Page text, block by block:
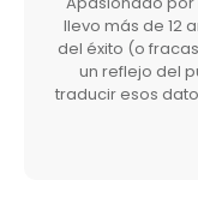
llevo más de 12
del éxito (o
un reflejo del
traducir esos